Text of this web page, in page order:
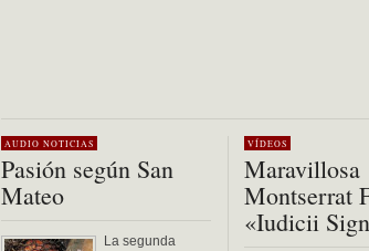
AUDIO NOTICIAS
Pasión según San
Mateo
La segunda
VÍDEOS
Maravillosa
Montserrat
«Iudicii